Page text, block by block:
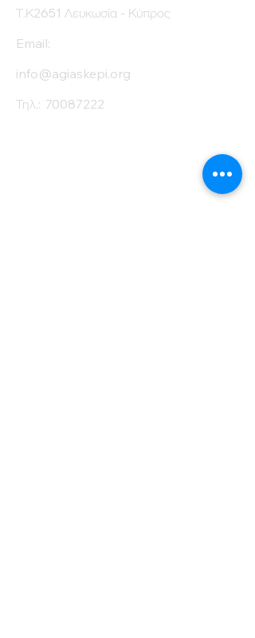
Τ.Κ2651 Λευκωσία - Κύπρος
Email:
info@agiaskepi.org
Τηλ.: 70087222